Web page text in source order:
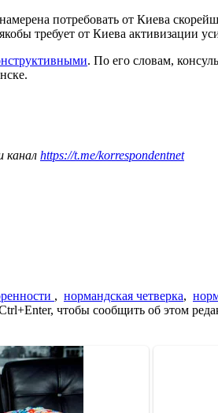
потребовать от Киева
требует от Киева активизации
. По его словам,
канал https://t.me/korrespondentnet
, нормандская четверка,
чтобы сообщить об этом